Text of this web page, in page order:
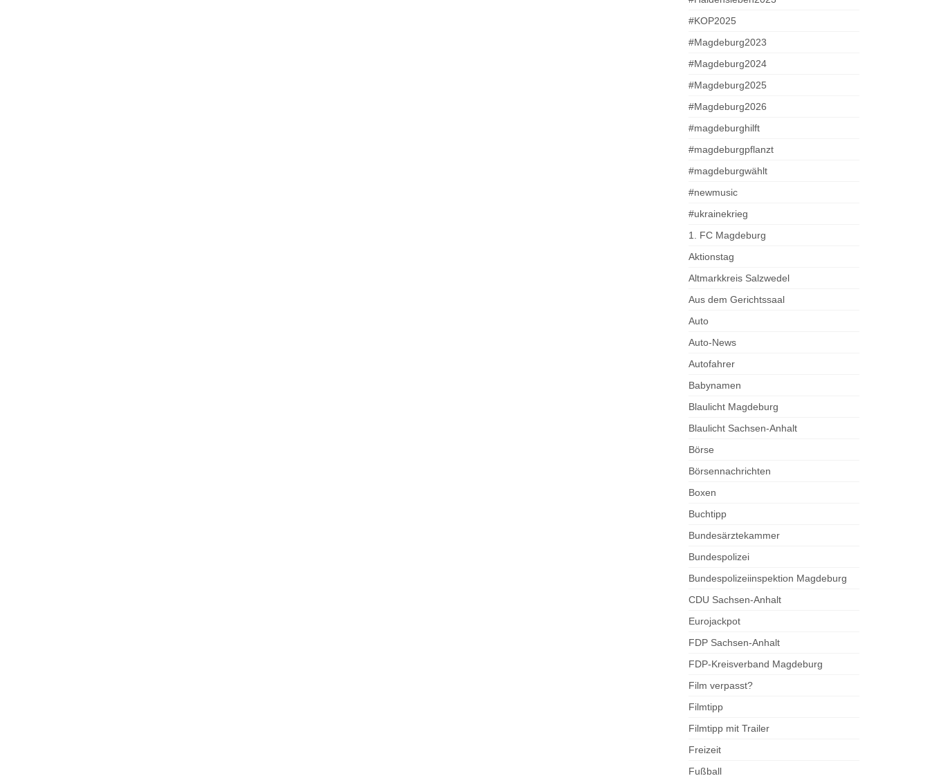
#KOP2025
#Magdeburg2023
#Magdeburg2024
#Magdeburg2025
#Magdeburg2026
#magdeburghilft
#magdeburgpflanzt
#magdeburgwählt
#newmusic
#ukrainekrieg
1. FC Magdeburg
Aktionstag
Altmarkkreis Salzwedel
Aus dem Gerichtssaal
Auto
Auto-News
Autofahrer
Babynamen
Blaulicht Magdeburg
Blaulicht Sachsen-Anhalt
Börse
Börsennachrichten
Boxen
Buchtipp
Bundesärztekammer
Bundespolizei
Bundespolizeiinspektion Magdeburg
CDU Sachsen-Anhalt
Eurojackpot
FDP Sachsen-Anhalt
FDP-Kreisverband Magdeburg
Film verpasst?
Filmtipp
Filmtipp mit Trailer
Freizeit
Fußball